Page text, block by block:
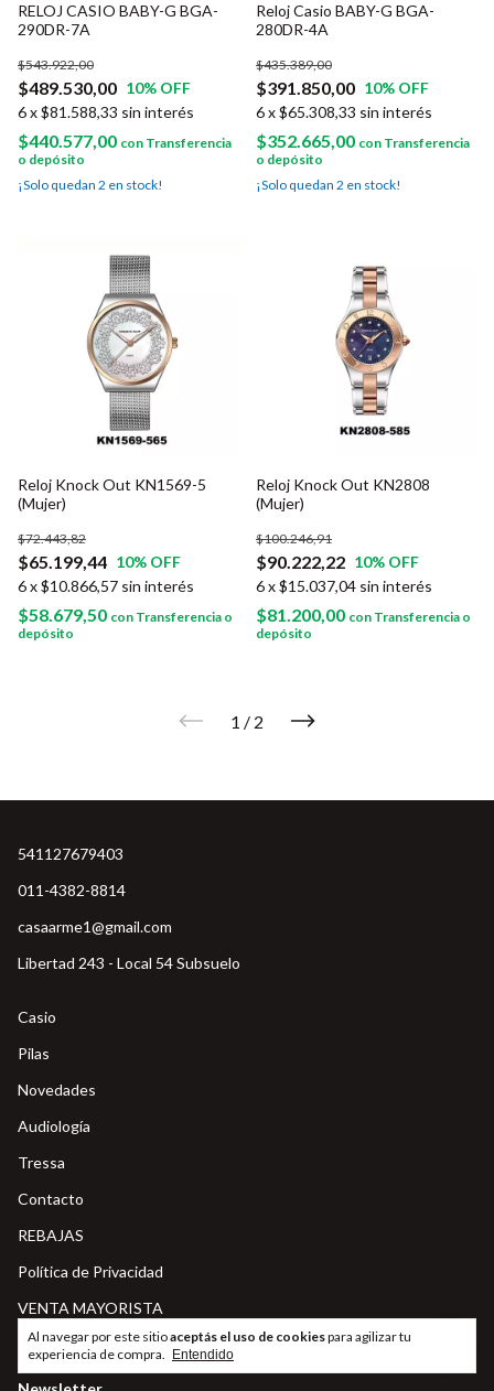
Al navegar por este sitioaceptás el uso de cookiespara agilizar tu
experiencia de compra.
Entendido
RELOJ CASIO BABY-G BGA-
290DR-7A
$489.530,00
$543.922,00
10% OFF
6x$81.588,33 sin interés
$440.577,00 con Transferencia
o depósito
¡Solo quedan 2 en stock!
Reloj Casio BABY-G BGA-
280DR-4A
$391.850,00
$435.389,00
10% OFF
6x$65.308,33 sin interés
$352.665,00 con Transferencia
o depósito
¡Solo quedan 2 en stock!
Reloj Knock Out KN1569-5
(Mujer)
$65.199,44
$72.443,82
10% OFF
6x$10.866,57 sin interés
$58.679,50 con Transferencia o
depósito
Reloj Knock Out KN2808
(Mujer)
$90.222,22
$100.246,91
10% OFF
6x$15.037,04 sin interés
$81.200,00 con Transferencia o
depósito
1 / 2
541127679403
011-4382-8814
casaarme1@gmail.com
Libertad 243 - Local 54 Subsuelo
Casio
Pilas
Novedades
Audiología
Tressa
Contacto
REBAJAS
Política de Privacidad
VENTA MAYORISTA